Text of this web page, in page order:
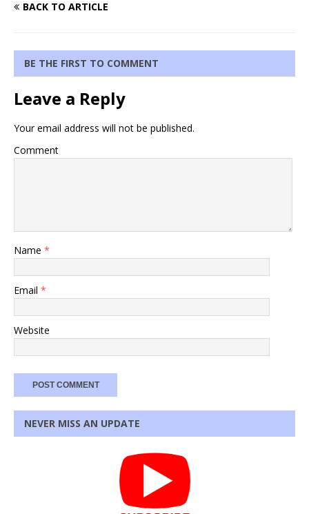
BACK TO ARTICLE
BE THE FIRST TO COMMENT
Leave a Reply
Your email address will not be published.
Comment
Name *
Email *
Website
NEVER MISS AN UPDATE